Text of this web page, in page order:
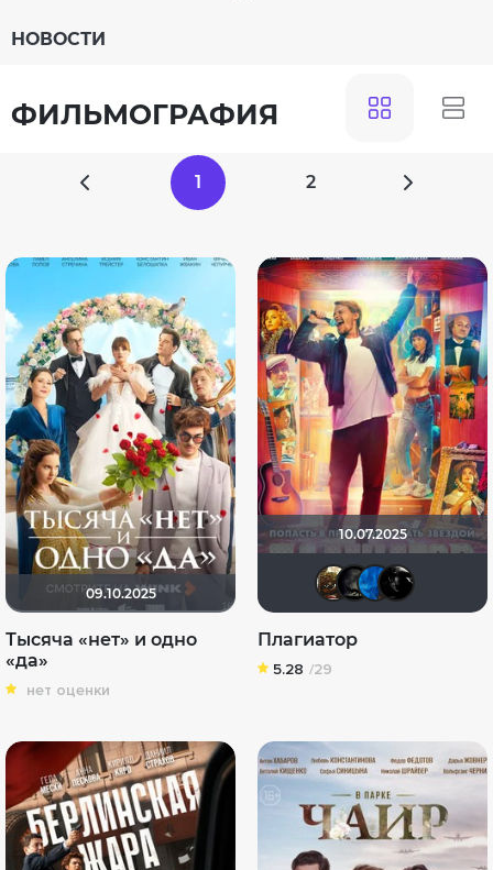
НОВОСТИ
ФИЛЬМОГРАФИЯ
1 2
09.10.2025
Тысяча «нет» и одно
«да»
нет оценки
10.07.2025
Плагиатор
5.28 /29